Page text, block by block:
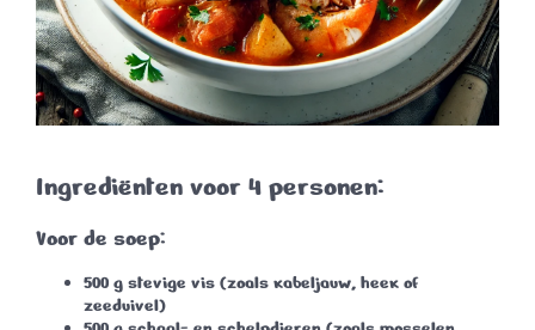
Ingrediënten voor 4 personen:
Voor de soep:
500 g stevige vis (zoals kabeljauw, heek of
zeeduivel)